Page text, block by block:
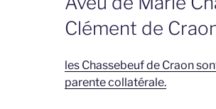
Clément de
les Chassebeuf de Craon
parente collatérale.